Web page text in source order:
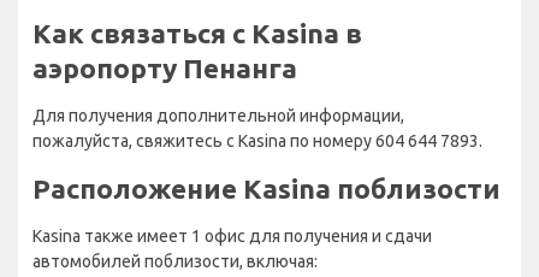
Как связаться с Kasina в
аэропорту Пенанга
Для получения дополнительной информации,
пожалуйста, свяжитесь с Kasina по номеру 604 644 7893.
Расположение Kasina поблизости
Kasina также имеет 1 офис для получения и сдачи
автомобилей поблизости, включая: